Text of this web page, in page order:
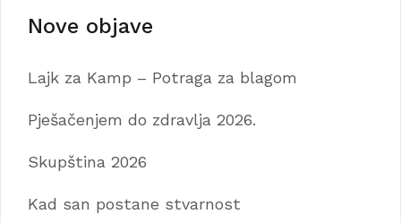
Nove objave
Lajk za Kamp – Potraga za blagom
Pješačenjem do zdravlja 2026.
Skupština 2026
Kad san postane stvarnost